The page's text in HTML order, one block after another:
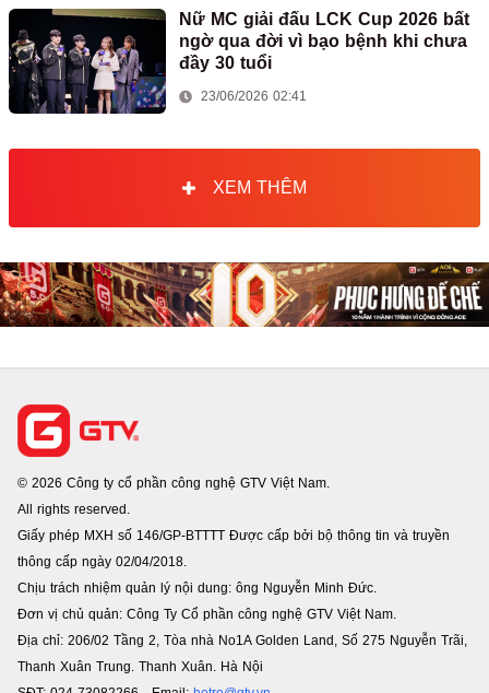
Nữ MC giải đấu LCK Cup 2026 bất
ngờ qua đời vì bạo bệnh khi chưa
đầy 30 tuổi
23/06/2026 02:41
XEM THÊM
© 2026 Công ty cổ phần công nghệ GTV Việt Nam.
All rights reserved.
Giấy phép MXH số 146/GP-BTTTT Được cấp bởi bộ thông tin và truyền
thông cấp ngày 02/04/2018.
Chịu trách nhiệm quản lý nội dung: ông Nguyễn Minh Đức.
Đơn vị chủ quản: Công Ty Cổ phần công nghệ GTV Việt Nam.
Địa chỉ: 206/02 Tầng 2, Tòa nhà No1A Golden Land, Số 275 Nguyễn Trãi,
Thanh Xuân Trung. Thanh Xuân. Hà Nội